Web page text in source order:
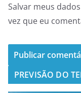
Salvar meus
vez que eu
PREVISÃO DO